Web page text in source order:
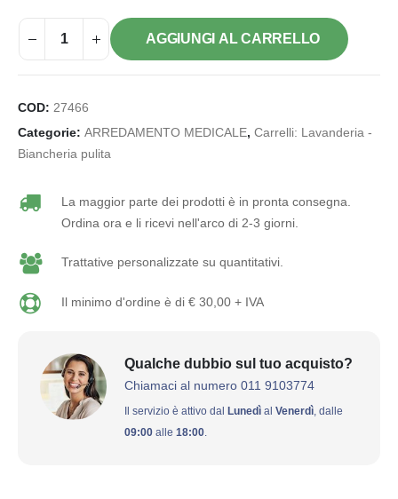
AGGIUNGI AL CARRELLO
COD: 27466
Categorie: ARREDAMENTO MEDICALE, Carrelli: Lavanderia -
Biancheria pulita
La maggior parte dei prodotti è in pronta consegna.
Ordina ora e li ricevi nell'arco di 2-3 giorni.
Trattative personalizzate su quantitativi.
Il minimo d'ordine è di € 30,00 + IVA
Qualche dubbio sul tuo acquisto?
Chiamaci al numero 011 9103774
Il servizio è attivo dal Lunedì al Venerdì , dalle
09:00 alle 18:00